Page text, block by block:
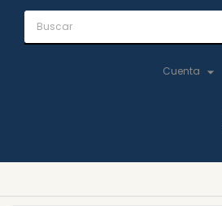
Cuenta 